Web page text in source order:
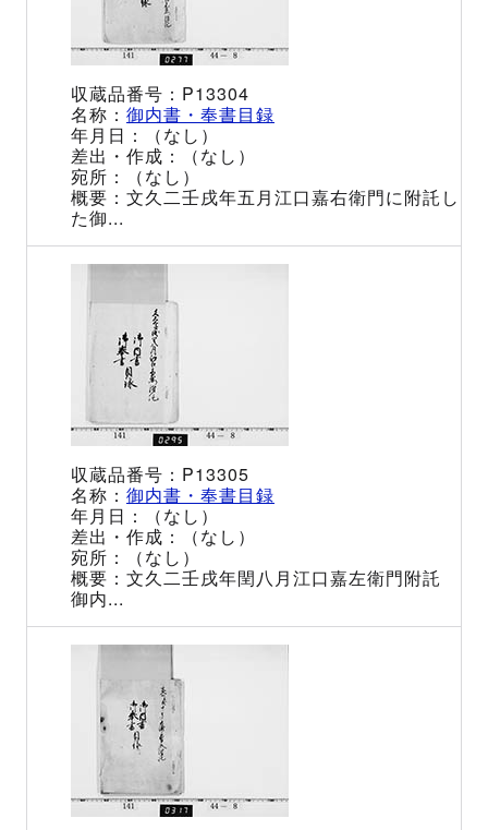
P13304
御内書・奉書目録
（なし）
（なし）
（なし）
文久二壬戌年五月江口嘉右衛門に附託し
た御...
P13305
御内書・奉書目録
（なし）
（なし）
（なし）
文久二壬戌年閏八月江口嘉左衛門附託
御内...